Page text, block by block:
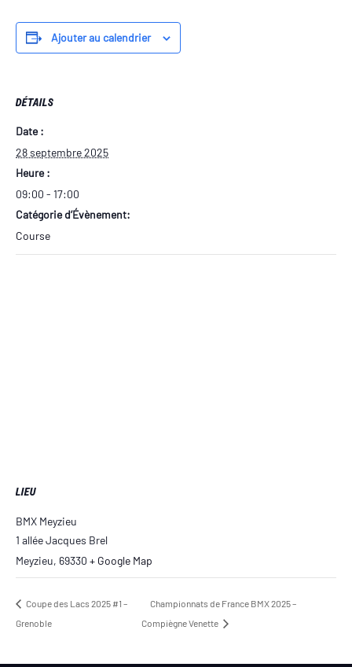
Ajouter au calendrier
DÉTAILS
Date :
28 septembre 2025
Heure :
09:00 - 17:00
Catégorie d’Évènement:
Course
LIEU
BMX Meyzieu
1 allée Jacques Brel
Meyzieu, 69330 + Google Map
Coupe des Lacs 2025 #1 –
Grenoble
Championnats de France BMX 2025 –
Compiègne Venette